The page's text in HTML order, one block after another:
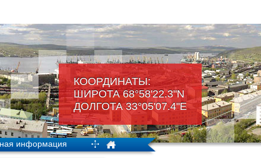
КООРДИНАТЫ:
ШИРОТА 68°58'22.3"N
ДОЛГОТА 33°05'07.4"Е
информация